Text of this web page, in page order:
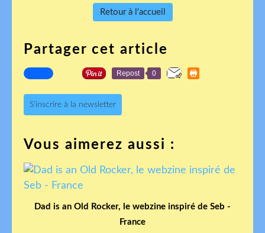
Retour à l'accueil
Partager cet article
Repost 0
S'inscrire à la newsletter
Vous aimerez aussi :
Dad is an Old Rocker, le webzine inspiré de Seb -
France